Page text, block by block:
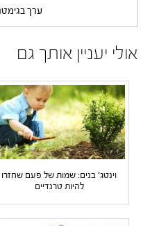
ערך
אולי יעניין אותך גם
וינטג' בנים: שמות של פעם שחזרו
להיות טרנדיים